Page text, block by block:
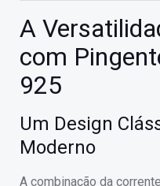
A
com
925
Um Design
Moderno
A combinação da